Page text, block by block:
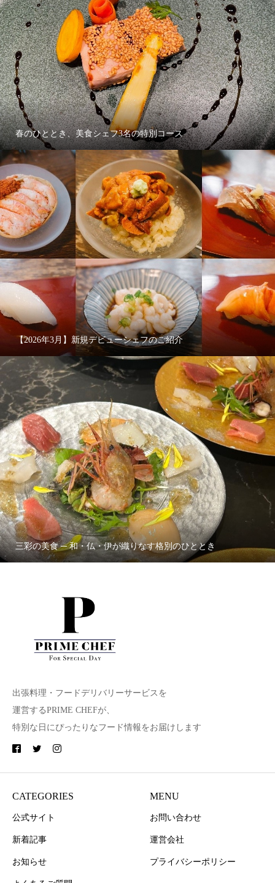
春のひととき、美食シェフ3名の特別コース
【2026年3月】新規デビューシェフのご紹介
三彩の美食 ─ 和・仏・伊が織りなす格別のひととき
出張料理・フードデリバリーサービスを
運営するPRIME CHEFが、
特別な日にぴったりなフード情報をお届けします
CATEGORIES
公式サイト
新着記事
お知らせ
MENU
お問い合わせ
運営会社
プライバシーポリシー